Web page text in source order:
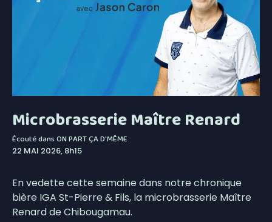
Microbrasserie Maître Renard
Écouté dansON PART ÇA D'MÊME
22 MAI 2026, 8h15
En vedette cette semaine dans notre chronique
bière IGA St-Pierre & Fils, la microbrasserie Maître
Renard de Chibougamau.